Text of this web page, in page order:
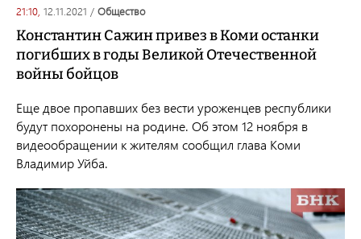
21:10, 12.11.2021 / общество
Константин Сажин привез в Коми останки
погибших в годы Великой Отечественной
войны бойцов
Еще двое пропавших без вести уроженцев республики
будут похоронены на родине. Об этом 12 ноября в
видеообращении к жителям сообщил глава Коми
Владимир Уйба.